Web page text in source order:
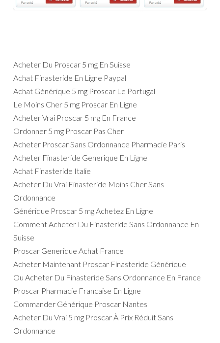
Acheter Du Proscar 5 mg En Suisse
Achat Finasteride En Ligne Paypal
Achat Générique 5 mg Proscar Le Portugal
Le Moins Cher 5 mg Proscar En Ligne
Acheter Vrai Proscar 5 mg En France
Ordonner 5 mg Proscar Pas Cher
Acheter Proscar Sans Ordonnance Pharmacie Paris
Acheter Finasteride Generique En Ligne
Achat Finasteride Italie
Acheter Du Vrai Finasteride Moins Cher Sans
Ordonnance
Générique Proscar 5 mg Achetez En Ligne
Comment Acheter Du Finasteride Sans Ordonnance En
Suisse
Proscar Generique Achat France
Acheter Maintenant Proscar Finasteride Générique
Ou Acheter Du Finasteride Sans Ordonnance En France
Proscar Pharmacie Francaise En Ligne
Commander Générique Proscar Nantes
Acheter Du Vrai 5 mg Proscar À Prix Réduit Sans
Ordonnance